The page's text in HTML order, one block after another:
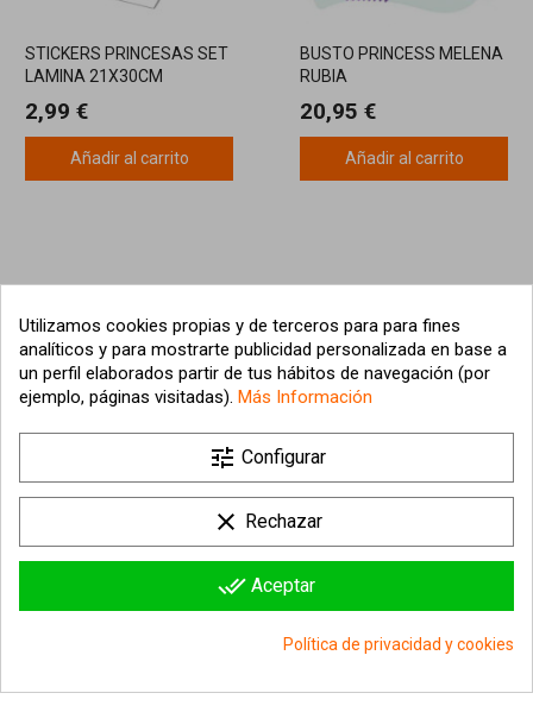
STICKERS PRINCESAS SET
LAMINA 21X30CM
2,99 €
Añadir al carrito
BUSTO PRINCESS MELENA
RUBIA
20,95 €
Añadir al carrito
Información sobre la tienda 
Utilizamos cookies propias y de terceros para para fines
analíticos y para mostrarte publicidad personalizada en base a
un perfil elaborados partir de tus hábitos de navegación (por
ejemplo, páginas visitadas). Más Información
tune Configurar
clear Rechazar
done_all Aceptar
Política de privacidad y cookies